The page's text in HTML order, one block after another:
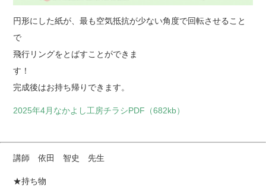
円形にした紙が、最も空気抵抗が少ない角度で回転させること
で
飛行リングをとばすことができま
す！
完成後はお持ち帰りできます。
2025年4月なかよし工房チラシPDF（682kb）
講師 依田 智史 先生
★持ち物